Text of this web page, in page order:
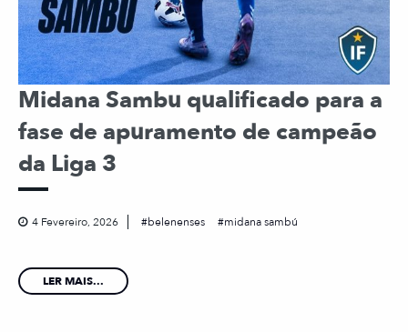
Midana Sambu qualificado para a
fase de apuramento de campeão
da Liga 3
4 Fevereiro, 2026 belenenses midana sambú
LER MAIS...